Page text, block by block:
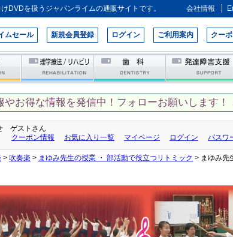
DVDを扱うジャパンライムの通販サイトです。 会社情報
ムセール 新規会員登録 ログイン ご利用案内 クー
お得な情報を発信中！フォローお願いします
ゲストさん
クーポン情報
お気に入り一覧 マイページ ログイン パスワ
> 吹奏楽 > まゆみ先生の授業 ・ 部活動で役立つリトミック > まゆみ先